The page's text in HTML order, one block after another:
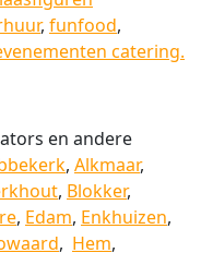
, funfood,
catering.
en andere
, Alkmaar,
, Blokker,
, Edam, Enkhuizen,
, Hem,